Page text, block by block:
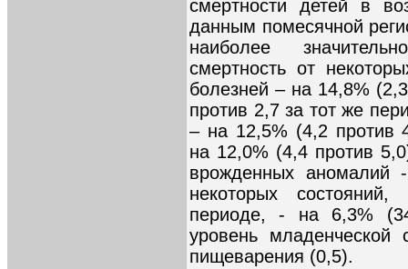
смертности детей в
данным помесячной
наиболее
смертность от
болезней – на 14,8%
против 2,7 за тот же
– на 12,5% (4,2 против
на 12,0% (4,4 против
врожденных
некоторых
периоде, - на 6,3%
уровень младенческой
пищеварения (0,5).